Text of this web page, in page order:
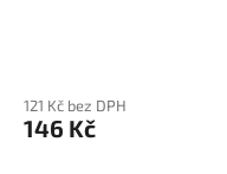
121 Kč bez DPH
146 Kč